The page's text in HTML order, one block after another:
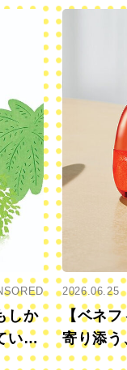
しか
いま
2026.06.25
【ベネフ
寄り添う
きに